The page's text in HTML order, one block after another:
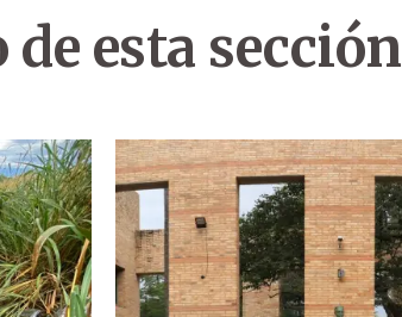
esta sección